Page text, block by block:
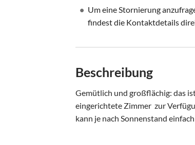
• Um eine Stornierung
findest die Kontaktdetails
Beschreibung
Gemütlich und großflächig: das
eingerichtete Zimmer  zur
kann je nach Sonnenstand